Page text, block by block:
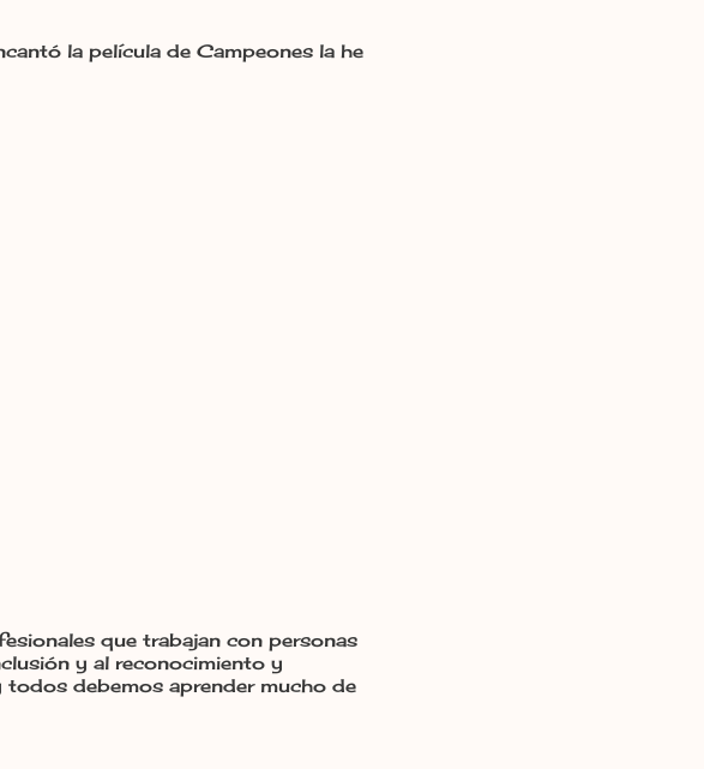
la película de Campeones la he
que trabajan con personas
y al reconocimiento y
todos debemos aprender mucho de